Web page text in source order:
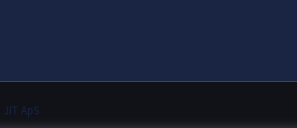
JIT ApS